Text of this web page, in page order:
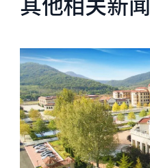
News image